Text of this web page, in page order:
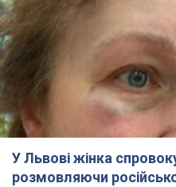
У Львові жінка
розмовляючи